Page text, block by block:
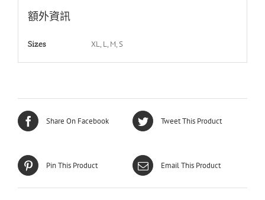
額外資訊
Sizes XL, L, M, S
Share On Facebook Tweet This Product
Pin This Product Email This Product